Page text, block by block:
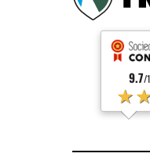
9.7/